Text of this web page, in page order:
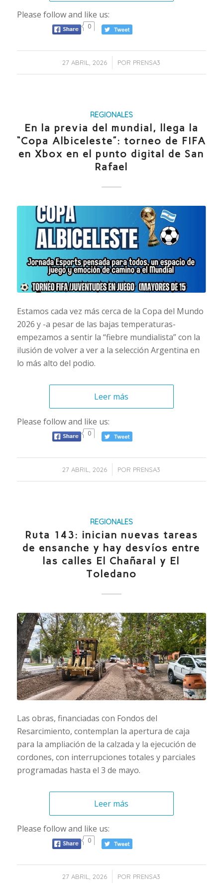
Please follow and like us:
0
27 ABRIL, 2026
/ POR PRENSA3
REGIONALES
En la previa del mundial, llega la
“Copa Albiceleste”: torneo de FIFA
en Xbox en el punto digital de San
Rafael
Estamos cada vez más cerca de la Copa del Mundo
2026 y -a pesar de las bajas temperaturas-
empezamos a sentir la “fiebre mundialista” con la
ilusión de volver a ver a la selección Argentina en
lo más alto del podio.
Leer más
Please follow and like us:
0
27 ABRIL, 2026
/ POR PRENSA3
REGIONALES
Ruta 143: inician nuevas tareas
de ensanche y hay desvíos entre
las calles El Chañaral y El
Toledano
Las obras, financiadas con Fondos del
Resarcimiento, contemplan la apertura de caja
para la ampliación de la calzada y la ejecución de
cordones, con interrupciones totales y parciales
programadas hasta el 3 de mayo.
Leer más
Please follow and like us:
0
27 ABRIL, 2026
/ POR PRENSA3